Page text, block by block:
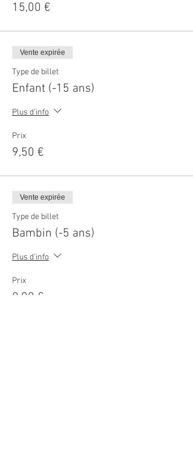
15,00 €
Vente expirée
Type de billet
Enfant (-15 ans)
Plus d'info
Prix
9,50 €
Vente expirée
Type de billet
Bambin (-5 ans)
Plus d'info
Prix
0,00 €